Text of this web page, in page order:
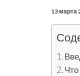
13 марта
Что